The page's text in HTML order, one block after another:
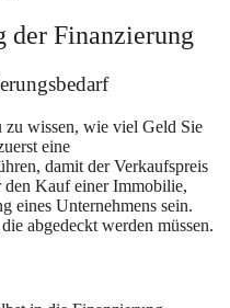
der Finanzierung
zu wissen, wie viel Geld Sie
eine
damit der Verkaufspreis
Kauf einer Immobilie,
eines Unternehmens sein.
abgedeckt werden müssen.